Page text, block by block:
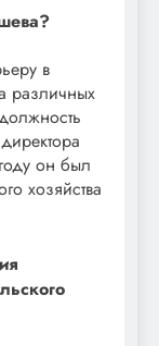
в
различных
он был
хозяйства